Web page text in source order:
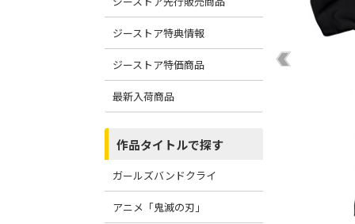
ジーストア特典情報
ジーストア特価商品
最新入荷商品
作品タイトルで探す
ガールズバンドクライ
アニメ「鬼滅の刃」